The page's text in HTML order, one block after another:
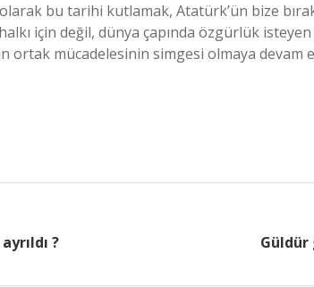
bu tarihi kutlamak, Atatürk’ün bize
için değil, dünya çapında özgürlük
ortak mücadelesinin simgesi olmaya devam
?